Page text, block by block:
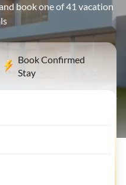
book one of 41 vacation
Book Confirmed
Stay